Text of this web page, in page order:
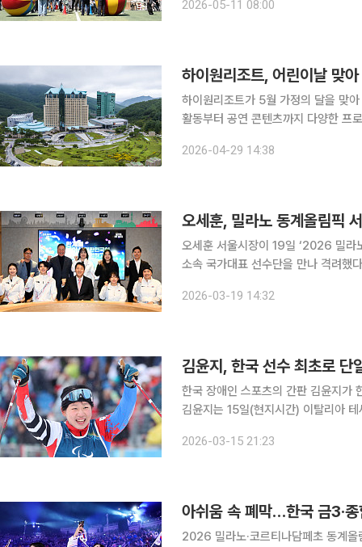
에서 열린 '건축인 한마음 체육대회’
2026-05-11 08:00
하이원리조트가 5월 가정의 달을 맞
활동부터 공연 콘텐츠까지 다양한 프
의 달을 맞아 온 가족이 함께 즐길 수
2026-04-29 14:38
오세훈, 밀라노 동계올림픽
오세훈 서울시장이 19일 ‘2026 밀라
소속 국가대표 선수단을 만나 격려했다. 시는 이날 정오 서울시청 집무실에서 오 시장 주재로
계주 금메달리스트인 심석희를 비롯
2026-03-19 14:32
김윤지, 한국 선수 최초로 단
한국 장애인 스포츠의 간판 김윤지가
김윤지는 15일(현지시간) 이탈리아
록으로 우승했다. 김윤지는
2026-03-15 21:23
아쉬움 속 폐막…한국 금3·
2026 밀라노·코르티나담페초 동계